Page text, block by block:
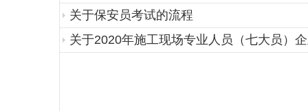
关于保安员考试的流程
关于2020年施工现场专业人员（七大员）